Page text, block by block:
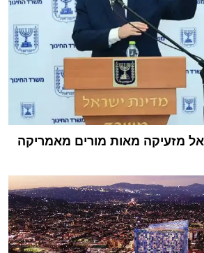
מזעיקה מאות מורים מאמריקה